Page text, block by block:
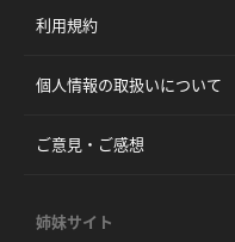
利用規約
個人情報の取扱いについて
ご意見・ご感想
姉妹サイト